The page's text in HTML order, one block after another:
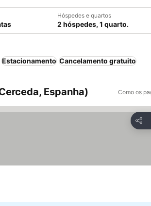
Hóspedes e quartos
2 hóspedes, 1 quarto.
Estacionamento Cancelamento gratuito
Espanha) Como os